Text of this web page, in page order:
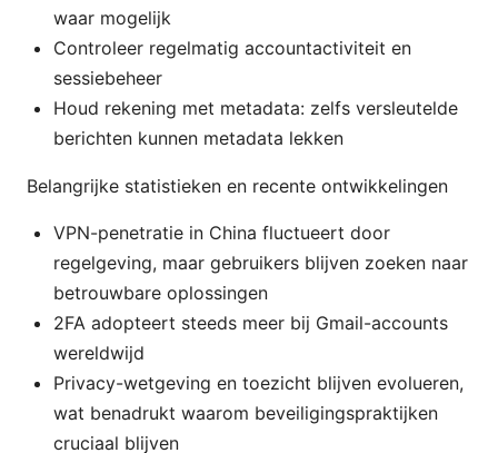
waar mogelijk
Controleer regelmatig accountactiviteit en
sessiebeheer
Houd rekening met metadata: zelfs versleutelde
berichten kunnen metadata lekken
Belangrijke statistieken en recente ontwikkelingen
VPN-penetratie in China fluctueert door
regelgeving, maar gebruikers blijven zoeken naar
betrouwbare oplossingen
2FA adopteert steeds meer bij Gmail-accounts
wereldwijd
Privacy-wetgeving en toezicht blijven evolueren,
wat benadrukt waarom beveiligingspraktijken
cruciaal blijven